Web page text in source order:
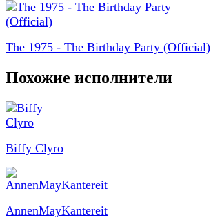
The 1975 - The Birthday Party (Official)
Похожие исполнители
Biffy Clyro
AnnenMayKantereit